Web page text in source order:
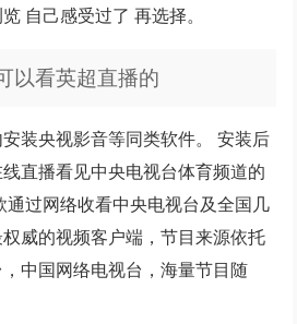
自己感受过了 再选择。
以看英超直播的
装央视影音等同类软件。 安装后
直播看见中央电视台体育频道的
通过网络收看中央电视台及全国几
威的视频客户端，节目来源依托
中国网络电视台，海量节目随